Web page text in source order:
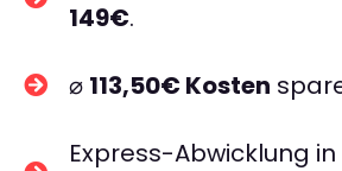
149€.
⌀ 113,50€ Kosten
Express-Abwicklung in